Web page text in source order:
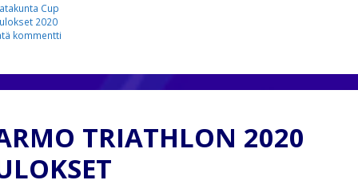
Cup
2020
kommentti
TRIATHLON 2020